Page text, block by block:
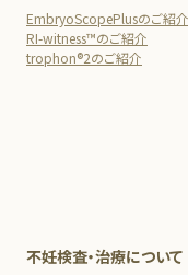
EmbryoScopePlusのご紹介
RI-witness™のご紹介
trophon®2のご紹介
不妊検査・治療について